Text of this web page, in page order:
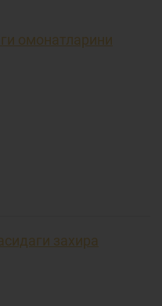
омонатларини
захира